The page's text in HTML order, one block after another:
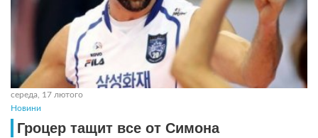
середа, 17 лютого
Новини
Гроцер тащит все от Симона